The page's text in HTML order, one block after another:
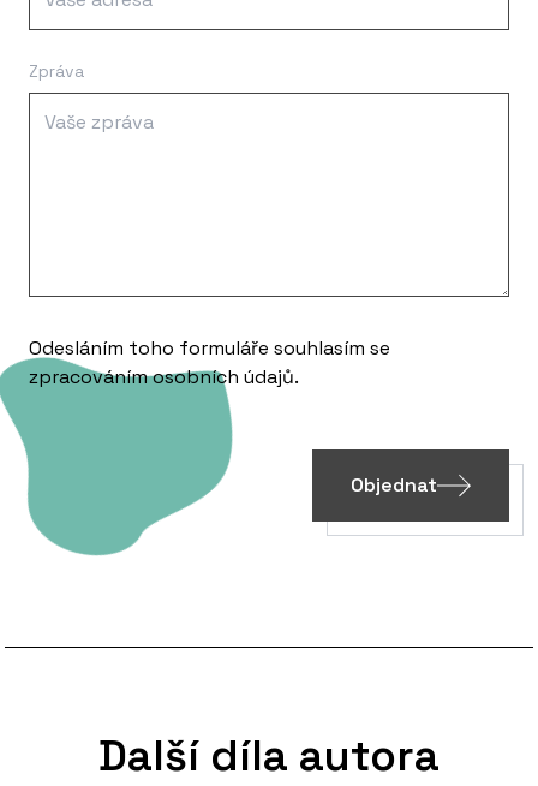
Zpráva
Odesláním toho formuláře souhlasím se
zpracovánímosobních údajů.
Objednat
Další díla autora